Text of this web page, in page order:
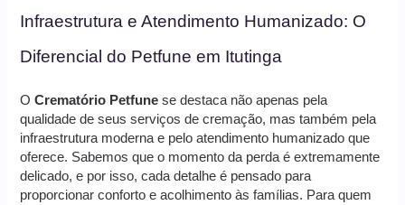
Infraestrutura e Atendimento Humanizado: O
Diferencial do Petfune em Itutinga
OCrematório Petfune se destaca não apenas pela
qualidade de seus serviços de cremação, mas também pela
infraestrutura moderna e pelo atendimento humanizado que
oferece. Sabemos que o momento da perda é extremamente
delicado, e por isso, cada detalhe é pensado para
proporcionar conforto e acolhimento às famílias. Para quem